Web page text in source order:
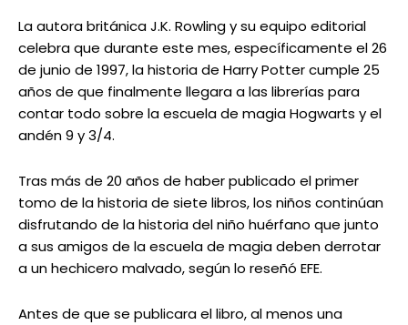
La autora británica J.K. Rowling y su equipo editorial
celebra que durante este mes, específicamente el 26
de junio de 1997, la historia de Harry Potter cumple 25
años de que finalmente llegara a las librerías para
contar todo sobre la escuela de magia Hogwarts y el
andén 9 y 3/4.
Tras más de 20 años de haber publicado el primer
tomo de la historia de siete libros, los niños continúan
disfrutando de la historia del niño huérfano que junto
a sus amigos de la escuela de magia deben derrotar
a un hechicero malvado, según lo reseñó EFE.
Antes de que se publicara el libro, al menos una